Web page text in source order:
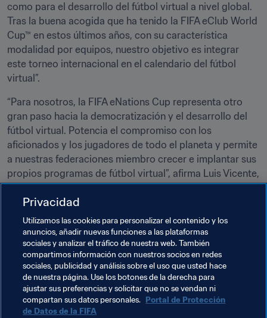
como para el desarrollo del fútbol virtual a nivel global.
Tras la buena acogida que ha tenido la FIFA eClub World
Cup™ en estos últimos años, con su característica
modalidad por equipos, nuestro objetivo es integrar
este torneo internacional en el calendario del fútbol
virtual”.
“Para nosotros, la FIFA eNations Cup representa otro
gran paso hacia la democratización y el desarrollo del
fútbol virtual. Potencia el compromiso con los
aficionados y los jugadores de todo el planeta y permite
a nuestras federaciones miembro crecer e implantar sus
propios programas de fútbol virtual”, afirma Luis Vicente,
jefe del Proyecto de Transformación e Innovación Digital
en la FIFA.
La FIFA eNations Cup se celebrará los días 13 y 14 de
abril. Es uno de los ocho torneos más importantes de las
Series Globales del FIFA 19 y uno de los tres torneos que
organiza la FIFA, entre los que también se encuentra la
FIFA eClub World Cup™ y la FIFA eWorld Cup —la cita
más importante del fútbol virtual—, que se celebrará a
principios de agosto de 2019.
Privacidad
Utilizamos las cookies para personalizar el contenido y los
anuncios, añadir nuevas funciones a las plataformas
sociales y analizar el tráfico de nuestra web. También
compartimos información con nuestros socios en redes
sociales, publicidad y análisis sobre el uso que usted hace
de nuestra página. Use los botones de la derecha para
ajustar sus preferencias y solicitar que no se vendan ni
compartan sus datos personales. Portal de Protección
de Datos de la FIFA